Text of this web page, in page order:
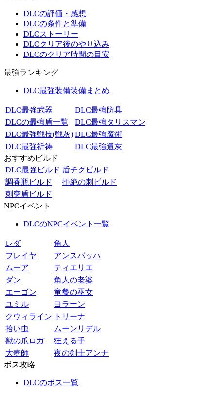
DLCの評価・感想
DLCの条件と準備
DLCストーリー
DLCクリア後のやり込み
DLCのクリア時間の目安
最強ランキング
DLC最強装備装備まとめ
DLC最強武器
DLC最強防具
DLCの最強盾一覧
DLC最強タリスマン
DLC最強戦技(戦灰) DLC最強魔術
DLC最強祈祷
DLC最強遺灰
おすすめビルド
DLC最強ビルド 盾チクビルド
調香瓶ビルド
拒絶の刺ビルド
刺突盾ビルド
NPCイベント
DLCのNPCイベント一覧
レダ
角人
フレイヤ
アンスバッハ
ムーア
ティエリエ
ダン
角人の老婆
エーゴン
竜餐の巫女
ユミル
ヨラーン
クウィライン
トリーナ
拾い虫
ムーンリデル
獣の爪ロガ
狂える手
大壺師
夜の剣士アンナ
ボス攻略
DLCのボス一覧